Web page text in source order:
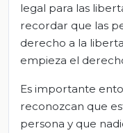
legal para las
recordar que las
derecho a la
empieza el
Es importante
reconozcan que
persona y que